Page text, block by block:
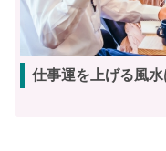
仕事運を上げる風水